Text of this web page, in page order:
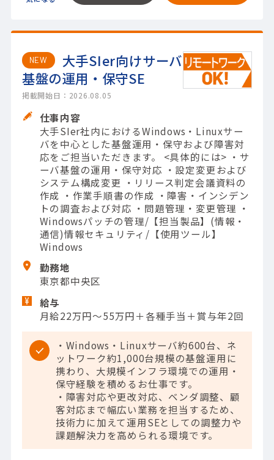
NEW
大手SIer向けサーバ
基盤の運用・保守SE
掲載開始日：2026.08.05
仕事内容
大手SIer社内におけるWindows・Linuxサー
バを中心とした基盤運用・保守および障害対
応をご担当いただきます。 <具体的には> ・サ
ーバ基盤の運用・保守対応 ・設定変更および
システム構成変更 ・リリース判定会議資料の
作成 ・作業手順書の作成 ・障害・インシデン
トの調査および対応 ・問題管理・変更管理 ・
Windowsパッチの管理/【担当製品】(情報・
通信)情報セキュリティ/【使用ツール】
Windows
勤務地
東京都中央区
給与
月給22万円～55万円＋各種手当＋賞与年2回
・Windows・Linuxサーバ約600台、ネ
ットワーク約1,000台規模の基盤運用に
携わり、大規模インフラ環境での運用・
保守経験を積めるお仕事です。
・障害対応や更改対応、ベンダ調整、顧
客対応まで幅広い業務を担当するため、
技術力に加えて運用SEとしての調整力や
課題解決力を高められる環境です。